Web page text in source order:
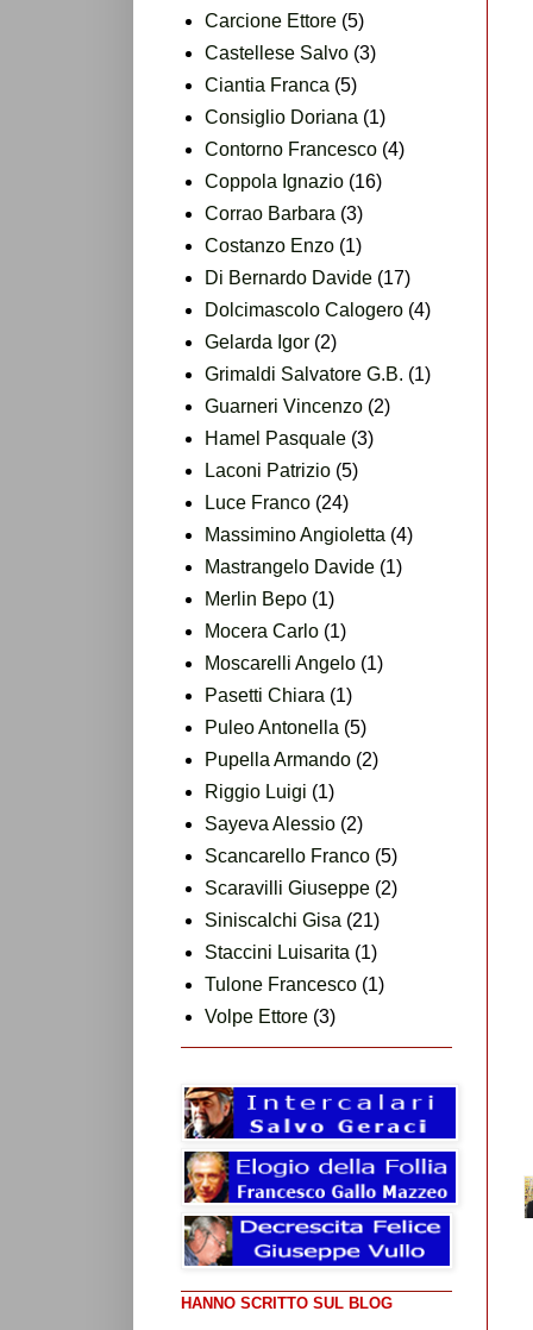
Carcione Ettore (5)
Castellese Salvo (3)
Ciantia Franca (5)
Consiglio Doriana (1)
Contorno Francesco (4)
Coppola Ignazio (16)
Corrao Barbara (3)
Costanzo Enzo (1)
Di Bernardo Davide (17)
Dolcimascolo Calogero (4)
Gelarda Igor (2)
Grimaldi Salvatore G.B. (1)
Guarneri Vincenzo (2)
Hamel Pasquale (3)
Laconi Patrizio (5)
Luce Franco (24)
Massimino Angioletta (4)
Mastrangelo Davide (1)
Merlin Bepo (1)
Mocera Carlo (1)
Moscarelli Angelo (1)
Pasetti Chiara (1)
Puleo Antonella (5)
Pupella Armando (2)
Riggio Luigi (1)
Sayeva Alessio (2)
Scancarello Franco (5)
Scaravilli Giuseppe (2)
Siniscalchi Gisa (21)
Staccini Luisarita (1)
Tulone Francesco (1)
Volpe Ettore (3)
HANNO SCRITTO SUL BLOG